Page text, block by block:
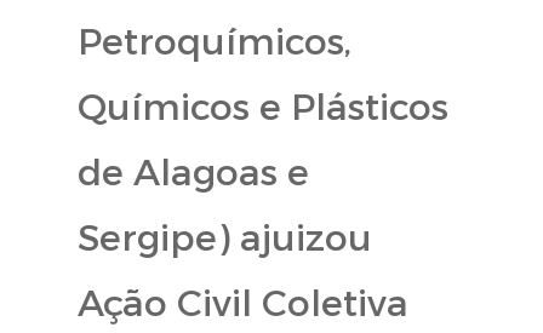
Petroquímicos,
Químicos e Plásticos
de Alagoas e
Sergipe) ajuizou
Ação Civil Coletiva